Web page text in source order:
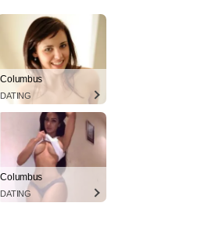
Columbus
DATING
Columbus
DATING